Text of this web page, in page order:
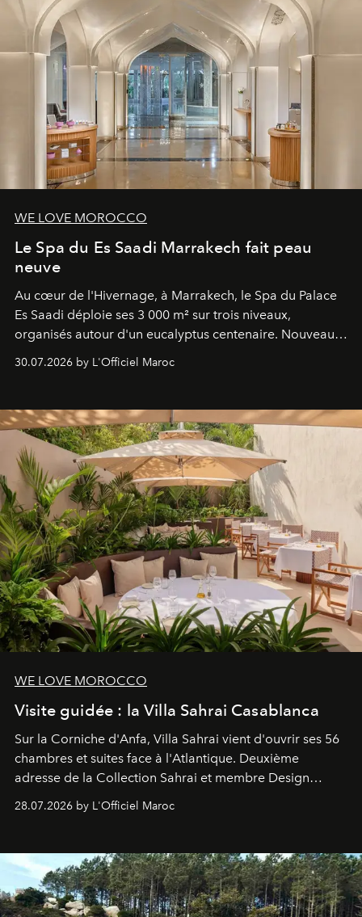
WE LOVE MOROCCO
Le Spa du Es Saadi Marrakech fait peau
neuve
Au cœur de l'Hivernage, à Marrakech, le Spa du Palace
Es Saadi déploie ses 3 000 m² sur trois niveaux,
organisés autour d'un eucalyptus centenaire. Nouveau
Lobby Bien-Être et Beauté, exclusivité mondiale en
neuro-cosmétique, parcours thermal et studio dédié au
entièreté, entre science des émotions et rituels
reposants.
30.07.2026 by L'Officiel Maroc
WE LOVE MOROCCO
Visite guidée : la Villa Sahrai Casablanca
Sur la Corniche d'Anfa, Villa Sahrai vient d'ouvrir ses 56
chambres et suites face à l'Atlantique. Deuxième
adresse de la Collection Sahrai et membre Design
Hotels, ce boutique-hôtel cinq étoiles signé Christophe
Pillet promet un lieu de vie complet. On y a déjeuné…
28.07.2026 by L'Officiel Maroc